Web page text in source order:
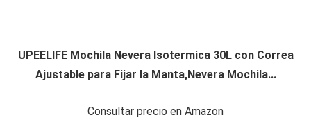
UPEELIFE Mochila Nevera Isotermica 30L con Correa
Ajustable para Fijar la Manta,Nevera Mochila...
Consultar precio en Amazon